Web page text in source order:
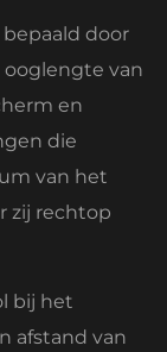
door
van
en
die
van het
zij rechtop
bij het
afstand van